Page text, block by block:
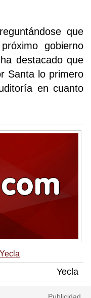
que
gobierno
destacado que
Santa lo primero
en cuanto
Yecla
Yecla